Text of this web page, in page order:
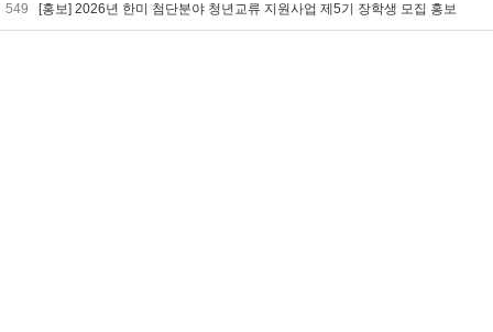
549 [홍보] 2026년 한미 첨단분야 청년교류 지원사업 제5기 장학생 모집 홍보